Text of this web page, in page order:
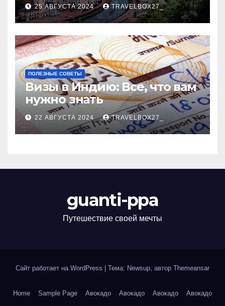
25 АВГУСТА 2024 TRAVELBOX27_
ПОЛЕЗНЫЕ СОВЕТЫ
Визы в Индию: Все, что вам
нужно знать
22 АВГУСТА 2024 TRAVELBOX27_
guanti-ppa
Путешествие своей мечты
Сайт работает на WordPress Тема: Newsup, автор Themeansar
Home Sample Page Авокадо Авокадо Авокадо Авокадо